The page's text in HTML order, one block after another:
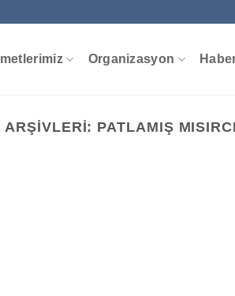
Organizasyon
ARŞIVLERI: PATLAMIŞ